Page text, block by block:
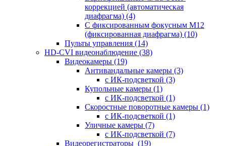
коррекцией (автоматическая
диафрагма) (4)
С фиксированным фокусным М12
(фиксированная диафрагма) (10)
Пульты управления (14)
HD-CVI видеонаблюдение (38)
Видеокамеры (19)
Антивандальные камеры (3)
с ИК-подсветкой (3)
Купольные камеры (1)
с ИК-подсветкой (1)
Скоростные поворотные камеры (1)
с ИК-подсветкой (1)
Уличные камеры (7)
с ИК-подсветкой (7)
Видеорегистраторы (19)